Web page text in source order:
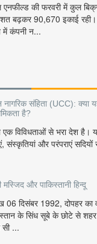
एनफील्ड की फरवरी में कुल
बढ़कर 90,670 इकाई
में कंपनी न...
नागरिक संहिता (UCC): क्या
है?
एक विविधताओं से भरा देश है।
संस्कृतियां और परंपराएं
मस्जिद और पाकिस्तानी हिन्दू
06 दिसंबर 1992, दोपहर
के सिंध सूबे के छोटे से
सी ...